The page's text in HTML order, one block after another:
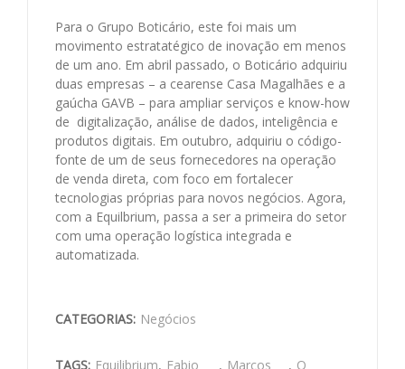
Para o Grupo Boticário, este foi mais um
movimento estratatégico de inovação em menos
de um ano. Em abril passado, o Boticário adquiriu
duas empresas – a cearense Casa Magalhães e a
gaúcha GAVB – para ampliar serviços e know-how
de digitalização, análise de dados, inteligência e
produtos digitais. Em outubro, adquiriu o código-
fonte de um de seus fornecedores na operação
de venda direta, com foco em fortalecer
tecnologias próprias para novos negócios. Agora,
com a Equilbrium, passa a ser a primeira do setor
com uma operação logística integrada e
automatizada.
CATEGORIAS: Negócios
TAGS: Equilibrium, Fabio , Marcos , O